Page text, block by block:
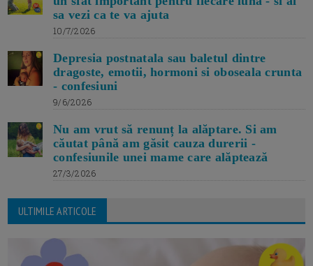
sa vezi ca te va ajuta
10/7/2026
Depresia postnatala sau baletul dintre
dragoste, emotii, hormoni si oboseala crunta
- confesiuni
9/6/2026
Nu am vrut să renunț la alăptare. Si am
căutat până am găsit cauza durerii -
confesiunile unei mame care alăptează
27/3/2026
ULTIMILE ARTICOLE